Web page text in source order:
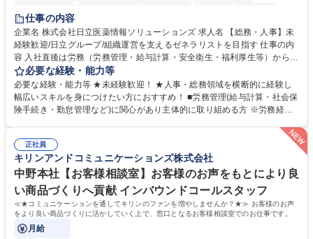
住宅手当あり
育休あり
完全週休2日制 交通費支給 土日祝休み 寮・社宅あり
仕事の内容
企業名 株式会社日立医薬情報ソリューションズ 求人名 【総務・人事】未
経験歓迎/日立グループ/組織運営を支えるゼネラリストを目指す 仕事の内
容 入社直後は労務（労務管理・給与計算・安全衛生・福利厚生等）からお
任せいたします。将来は総務・採用・教育業務へ守備範囲を広げ、組織運
営を支えるゼネラリストをめざせます。 ・初期業務：労働時間管理、給与
計算、社会保険対応、福利厚生管理、安全衛生、健康経営推進等をお任せ
します。ご経験に応じて、休職者管理など、幅広く経験を積んでいただき
★メンバーがマンツーマンで丁寧に教えるため、ご経験が浅くても安心！
幅広く経験を積みたい意欲がある方に最適な環境です。 募集職種 【総
務・人事】未経験歓迎/日立グループ/組織運営を支えるゼネラリストを目
指す
必要な経験・能力等
必要な経験・能力等 ★未経験歓迎！ ★人事・総務領域を横断的に経験し
幅広いスキルを身につけたい方におすすめ！ ■労務管理(給与計算・社会保
険手続き・勤怠管理など)に関心があり主体的に取り組める方 ※労務経験
マネジメント職として活躍したい 【尚可】■人事、労務、採用、教育業務
のご経験 ■労務管理（給与計算・社会保険手続き・勤怠管理など）の経験
■衛生管理者の資格をお持ちの方 学歴・資格 学歴：大学院 大学 高専 短大
専修学校 高校 語学力： 資格：
正社員
キリンアンドコミュニケーションズ株式会社
中野本社【お客様相談室】お客様のお声をもとにより良
い商品づくりへ貢献 インバウンドコールスタッフ
≪★コミュニケーションを通してキリンのファンを増やしませんか？★≫ お客様のお声
をより良い商品づくりに活かしていく上で、窓口となるお客様相談室でのお仕事です。
月給